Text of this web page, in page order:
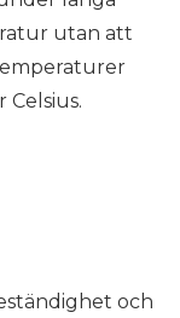
utan att
och